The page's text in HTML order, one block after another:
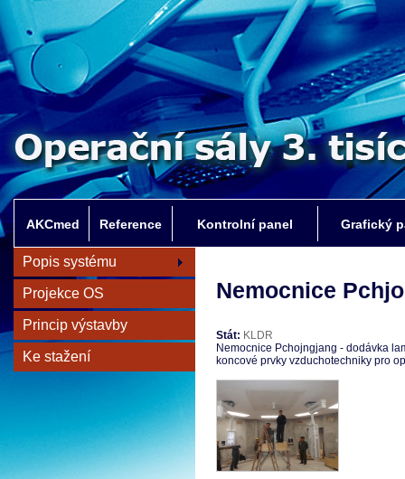
Nemocnice
Stát: KLDR
Nemocnice Pchojngjang - dodávka
koncové prvky vzduchotechniky pro
Popis systému
Projekce OS
Princip výstavby
Ke stažení
AKCmed Reference Kontrolní panel Grafický